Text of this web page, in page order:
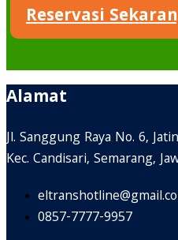
Reservasi
Alamat
Jl. Sanggung Raya No. 6,
Kec. Candisari, Semarang,
0857-7777-9957